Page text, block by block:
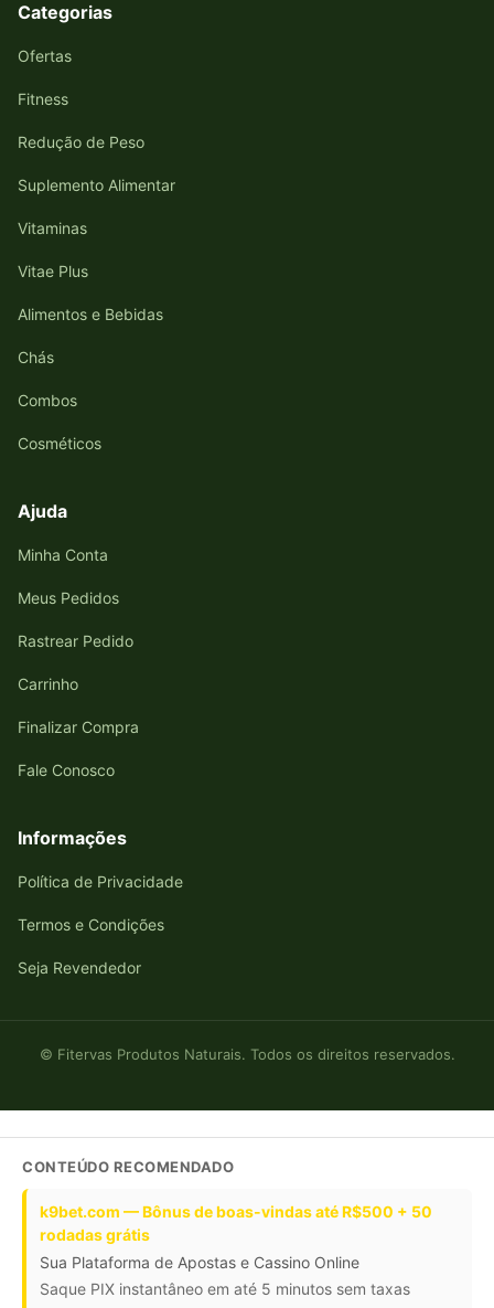
Categorias
Ofertas
Fitness
Redução de Peso
Suplemento Alimentar
Vitaminas
Vitae Plus
Alimentos e Bebidas
Chás
Combos
Cosméticos
Ajuda
Minha Conta
Meus Pedidos
Rastrear Pedido
Carrinho
Finalizar Compra
Fale Conosco
Informações
Política de Privacidade
Termos e Condições
Seja Revendedor
© Fitervas Produtos Naturais. Todos os direitos reservados.
CONTEÚDO RECOMENDADO
k9bet.com — Bônus de boas-vindas até R$500 + 50
rodadas grátis
Sua Plataforma de Apostas e Cassino Online
Saque PIX instantâneo em até 5 minutos sem taxas